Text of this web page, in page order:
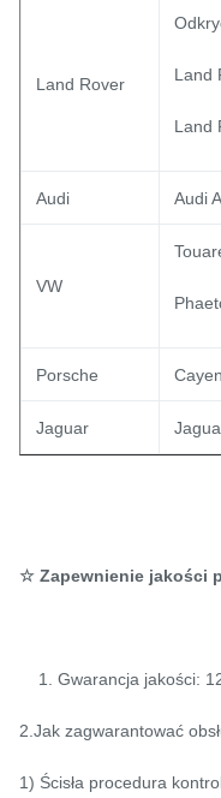
Land Rover Land
Land
Audi Audi
VW
Porsche
Jaguar
☆ Zapewnienie jakości
1. Gwarancja jakości:
2.Jak zagwarantować
1) Ścisła procedura